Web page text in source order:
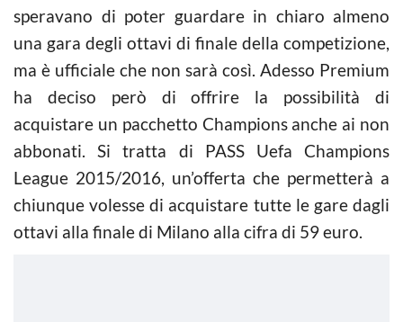
speravano di poter guardare in chiaro almeno
una gara degli ottavi di finale della competizione,
ma è ufficiale che non sarà così. Adesso Premium
ha deciso però di offrire la possibilità di
acquistare un pacchetto Champions anche ai non
abbonati. Si tratta di PASS Uefa Champions
League 2015/2016, un’offerta che permetterà a
chiunque volesse di acquistare tutte le gare dagli
ottavi alla finale di Milano alla cifra di 59 euro.